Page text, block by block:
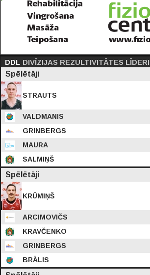
DDL DIVĪZIJAS REZULTIVITĀTES LĪDERI
Spēlētāji
STRAUTS
VALDMANIS
GRINBERGS
MAURA
SALMIŅŠ
Spēlētāji
KRŪMIŅŠ
ARCIMOVIČS
KRAVČENKO
GRINBERGS
BRĀLIS